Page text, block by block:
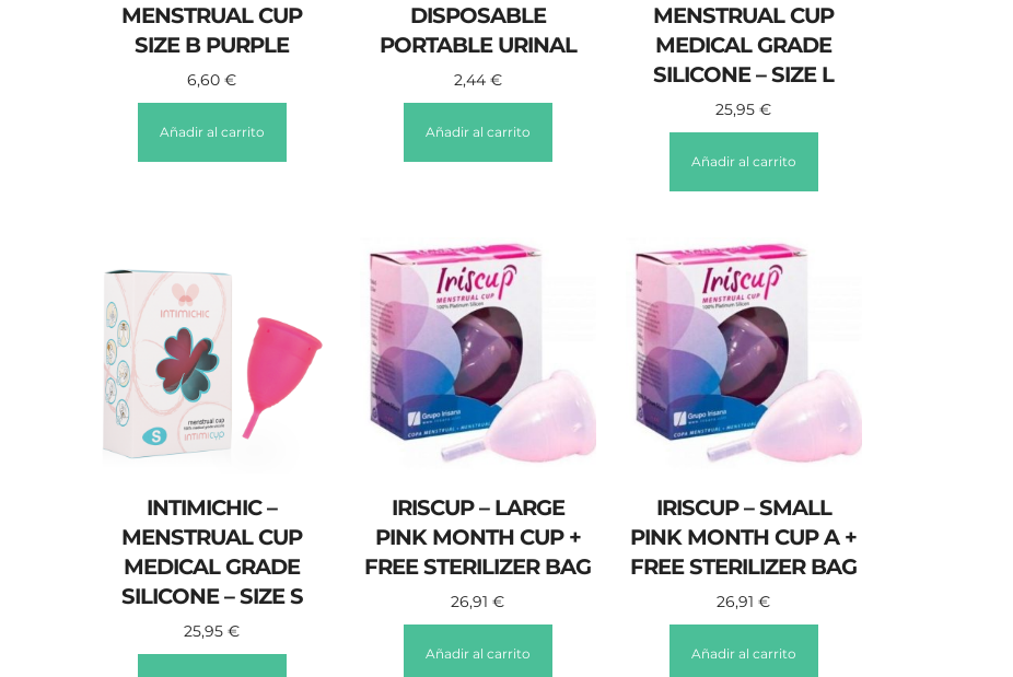
MENSTRUAL CUP
SIZE B PURPLE
6,60€
Añadir al carrito
DISPOSABLE
PORTABLE URINAL
2,44 €
Añadir al carrito
MENSTRUAL CUP
MEDICAL GRADE
SILICONE – SIZE L
25,95€
Añadir al carrito
INTIMICHIC –
MENSTRUAL CUP
MEDICAL GRADE
SILICONE – SIZE S
25,95€
IRISCUP – LARGE
PINK MONTH CUP +
FREE STERILIZER BAG
26,91€
Añadir al carrito
IRISCUP – SMALL
PINK MONTH CUP A +
FREE STERILIZER BAG
26,91€
Añadir al carrito